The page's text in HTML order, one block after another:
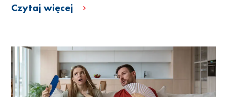
Czytaj więcej